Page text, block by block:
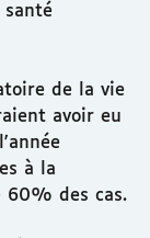
santé
de la vie
avoir eu
à la
60% des cas.